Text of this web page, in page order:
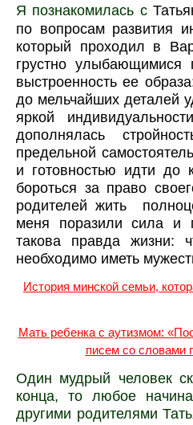
Я познакомилась с
по вопросам развития
который проходил в
грустно улыбающимися
выстроенность ее
до мельчайших деталей
яркой
дополнялась
предельной
и готовностью идти до
бороться за право
родителей жить
меня поразили сила и
такова правда жизни:
необходимо иметь
История минской семьи,
Мать ребенка с аутизмом:
писем со
Один мудрый человек
конца, то любое
другими родителями